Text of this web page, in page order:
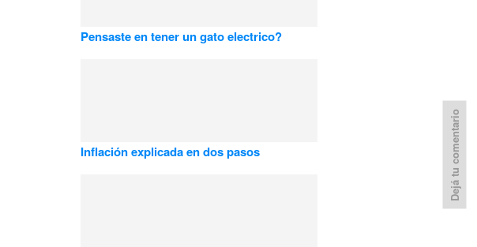
Pensaste en tener un gato electrico?
Inflación explicada en dos pasos Dejá tu comentario